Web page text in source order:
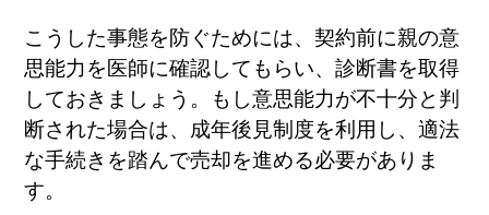
こうした事態を防ぐためには、契約前に親の意
思能力を医師に確認してもらい、診断書を取得
しておきましょう。もし意思能力が不十分と判
断された場合は、成年後見制度を利用し、適法
な手続きを踏んで売却を進める必要がありま
す。